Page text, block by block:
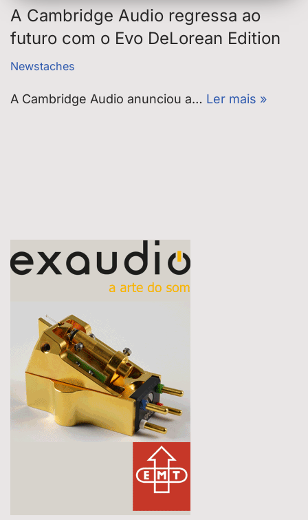
A Cambridge Audio regressa ao
futuro com o Evo DeLorean Edition
Newstaches
A Cambridge Audio anunciou a… Ler mais »